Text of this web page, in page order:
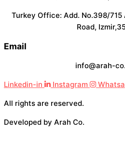
Turkey Office: Add. No.398/
Road,
Email
info@arah-
Linkedin-in Instagram
All rights are reserved.
Developed by Arah Co.